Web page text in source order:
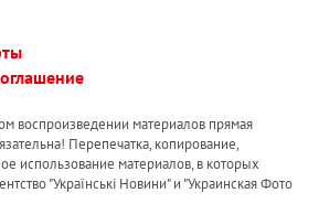
воспроизведении материалов прямая
Перепечатка, копирование,
использование материалов, в которых
"Українськi Новини" и "Украинская Фото